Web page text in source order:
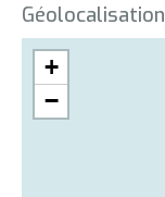
Géolocalisation
+
−